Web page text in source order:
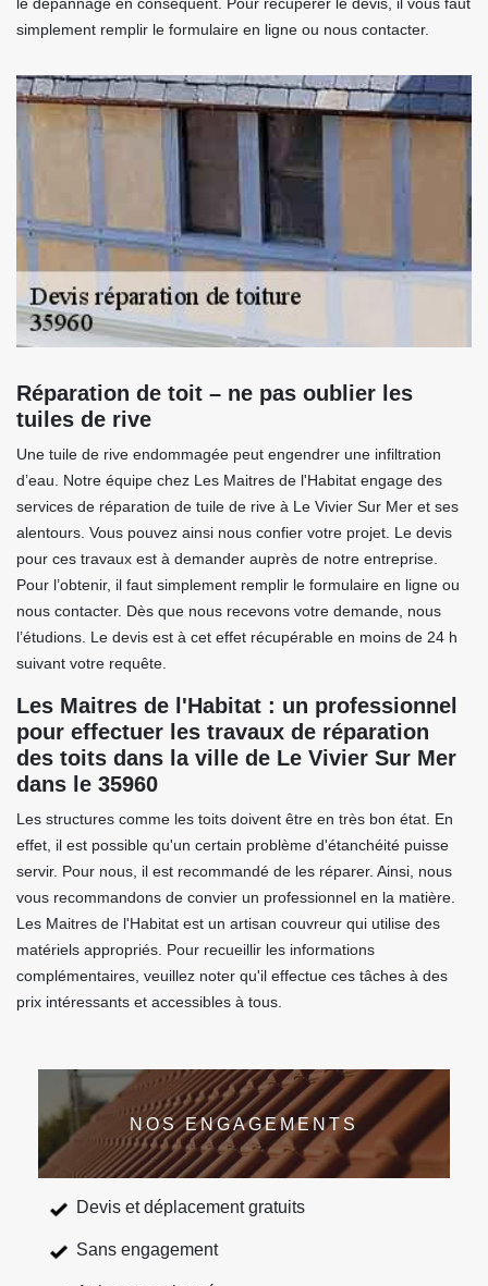
simplement remplir le formulaire en ligne ou nous contacter.
Réparation de toit – ne pas oublier les
tuiles de rive
Une tuile de rive endommagée peut engendrer une infiltration
d’eau. Notre équipe chez Les Maitres de l'Habitat engage des
services de réparation de tuile de rive à Le Vivier Sur Mer et ses
alentours. Vous pouvez ainsi nous confier votre projet. Le devis
pour ces travaux est à demander auprès de notre entreprise.
Pour l’obtenir, il faut simplement remplir le formulaire en ligne ou
nous contacter. Dès que nous recevons votre demande, nous
l’étudions. Le devis est à cet effet récupérable en moins de 24 h
suivant votre requête.
Les Maitres de l'Habitat : un professionnel
pour effectuer les travaux de réparation
des toits dans la ville de Le Vivier Sur Mer
dans le 35960
Les structures comme les toits doivent être en très bon état. En
effet, il est possible qu'un certain problème d'étanchéité puisse
servir. Pour nous, il est recommandé de les réparer. Ainsi, nous
vous recommandons de convier un professionnel en la matière.
Les Maitres de l'Habitat est un artisan couvreur qui utilise des
matériels appropriés. Pour recueillir les informations
complémentaires, veuillez noter qu'il effectue ces tâches à des
prix intéressants et accessibles à tous.
NOS ENGAGEMENTS
Devis et déplacement gratuits
Sans engagement